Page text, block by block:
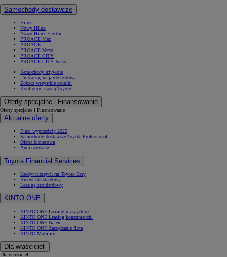
Samochody dostawcze
Hilux
Nowy Hilux
Nowy Hilux Electric
PROACE Max
PROACE
PROACE Verso
PROACE CITY
PROACE CITY Verso
Samochody używane
Umów się na jazdę testową
Zobacz wszystkie cenniki
Konfiguruj swoją Toyotę
Oferty specjalne i Finansowanie
Oferty specjalne i Finansowanie
Aktualne oferty
Finał wyprzedaży 2025
Samochody dostawcze Toyota Professional
Oferta biznesowa
Auta używane
Toyota Financial Services
Kredyt niższych rat Toyota Easy
Kredyt standardowy
Leasing standardowy
KINTO ONE
KINTO ONE Leasing niższych rat
KINTO ONE Leasing konsumencki
KINTO ONE Najem
KINTO ONE Zarządzanie flotą
KINTO Mobility
Dla właścicieli
Dla właścicieli